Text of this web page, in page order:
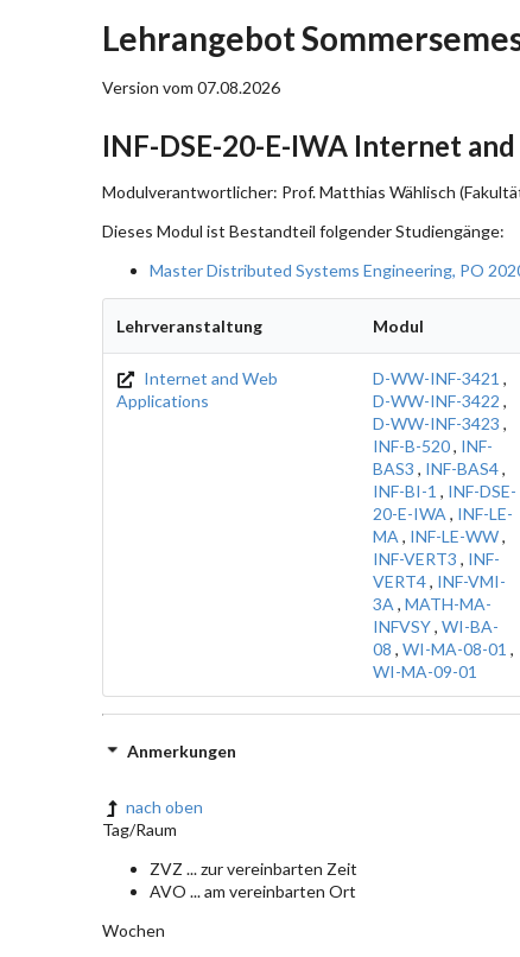
Lehrangebot
Version vom 07.08.2026
INF-DSE-20-E-IWA Internet
Modulverantwortlicher: Prof. Matthias Wählisch
Dieses Modul ist Bestandteil folgender Studiengänge:
Master Distributed Systems Engineering, PO
Lehrveranstaltung Modul
Internet and Web
Applications
D-WW-INF-3421 ,
D-WW-INF-3422 ,
D-WW-INF-3423 ,
INF-B-520, INF-
BAS3 , INF-BAS4,
INF-BI-1 , INF-DSE-
20-E-IWA , INF-LE-
MA , INF-LE-WW,
INF-VERT3 , INF-
VERT4, INF-VMI-
3A , MATH-MA-
INFVSY, WI-BA-
08 , WI-MA-08-01 ,
WI-MA-09-01
Anmerkungen
nach oben
Tag/Raum
ZVZ ... zur vereinbarten Zeit
AVO ... am vereinbarten Ort
Wochen